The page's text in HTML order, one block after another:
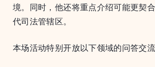
境。同时，他还将重点介绍可能更契
代司法管辖区。
本场活动特别开放以下领域的问答交流